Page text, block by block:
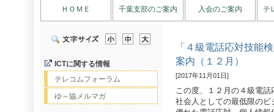
ＨＯＭＥ 千葉支部のご案内 入会のご案内 テ
ICTに関する情報
テレコムフォーラム
ゆ～協メルマガ
「４級電話応対技能
案内（１２月）
[2017年11月01日]
この度、１２月の４級電
社会人としての最低限の